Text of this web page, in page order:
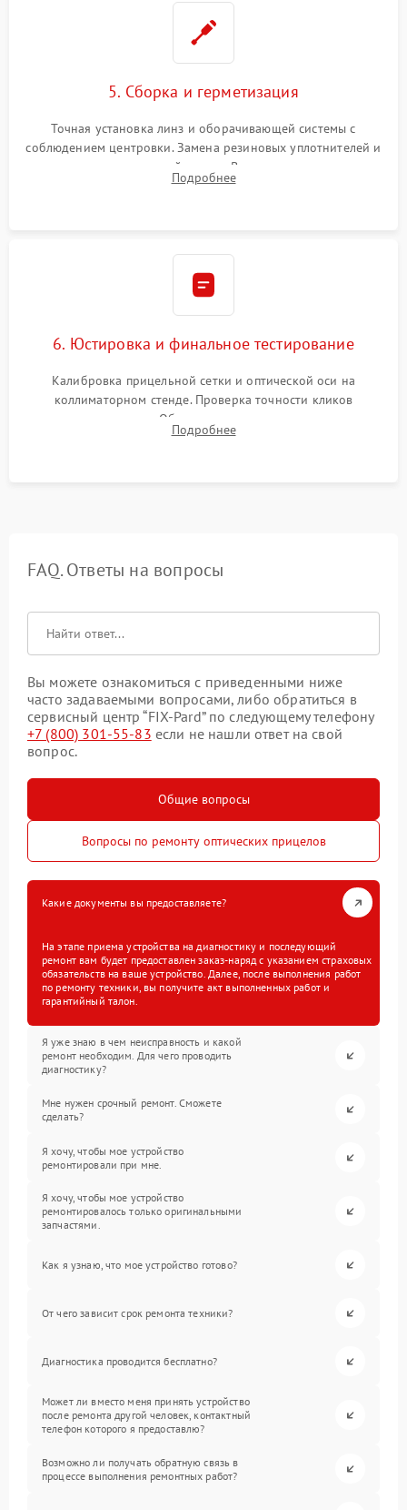
5. Сборка и герметизация
Точная установка линз и оборачивающей системы с
соблюдением центровки. Замена резиновых уплотнителей и
нанесение влагозащитной смазки. Вакуумирование корпуса
и заполнение его осушенным азотом или аргоном для
Подробнее
6. Юстировка и финальное тестирование
Калибровка прицельной сетки и оптической оси на
коллиматорном стенде. Проверка точности кликов
механизма поправок. Обязательное испытание прицела на
ударном стенде для проверки устойчивости к отдаче и
Подробнее
FAQ. Ответы на вопросы
Вы можете ознакомиться с приведенными ниже
часто задаваемыми вопросами, либо обратиться в
сервисный центр “FIX-Pard” по следующему телефону
+7 (800) 301-55-83 если не нашли ответ на свой
вопрос.
Общие вопросы
Вопросы по ремонту оптических прицелов
Какие документы вы предоставляете?
На этапе приема устройства на диагностику и последующий
ремонт вам будет предоставлен заказ-наряд с указанием страховых
обязательств на ваше устройство. Далее, после выполнения работ
по ремонту техники, вы получите акт выполненных работ и
гарантийный талон.
Я уже знаю в чем неисправность и какой
ремонт необходим. Для чего проводить
диагностику?
Мне нужен срочный ремонт. Сможете
сделать?
Я хочу, чтобы мое устройство
ремонтировали при мне.
Я хочу, чтобы мое устройство
ремонтировалось только оригинальными
запчастями.
Как я узнаю, что мое устройство готово?
От чего зависит срок ремонта техники?
Диагностика проводится бесплатно?
Может ли вместо меня принять устройство
после ремонта другой человек, контактный
телефон которого я предоставлю?
Возможно ли получать обратную связь в
процессе выполнения ремонтных работ?